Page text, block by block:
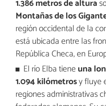
1.386 metros de altura
Montañas de los
región occidental de la
está ubicada entre las
República Checa, en
El río Elba tiene una
1.094 kilómetrosy fluye
regiones administrativas